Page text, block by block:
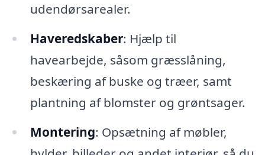
udendørsarealer.
Haveredskaber: Hjælp til
havearbejde, såsom græsslåning,
beskæring af buske og træer, samt
plantning af blomster og grøntsager.
Montering: Opsætning af møbler,